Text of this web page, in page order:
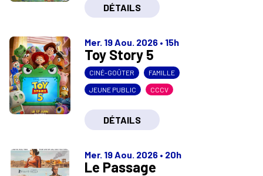
DÉTAILS
Mer. 19 Aou. 2026 • 15h
Toy Story 5
CINÉ-GOÛTER FAMILLE
JEUNE PUBLIC CCCV
DÉTAILS
Mer. 19 Aou. 2026 • 20h
Le Passage